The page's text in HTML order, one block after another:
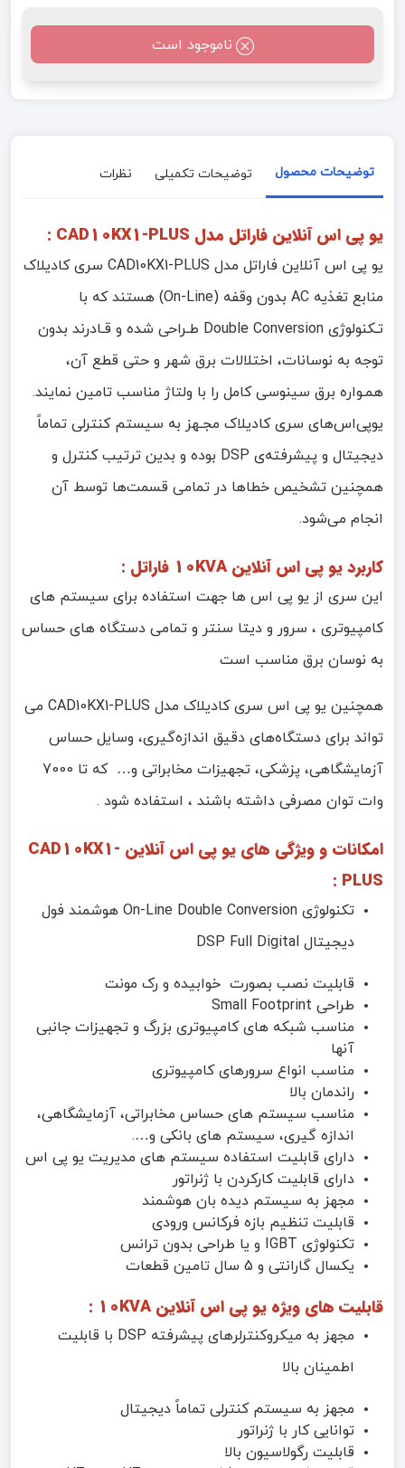
ناموجود است
توضیحات محصول توضیحات تکمیلی نظرات
یو پی اس آنلاین فاراتل مدل CAD10KX1-PLUS :
یو پی اس آنلاین فاراتل مدل CAD10KX1-PLUS سری کادیلاک
منابع تغذیه AC بدون وقفه (On-Line) هستند که با
تـکنولوژی Double Conversion طـراحی شده و قـادرند بدون
توجه به نوسانات، اختلالات برق شهر و حتی قطع آن،
همـواره برق سینوسی کامل را با ولتاژ مناسب تامین نمایند.
یوپیاس‌های سری کادیلاک مجـهز به سیستم کنترلی تماماً
دیجیتال و پیشرفته‌ی DSP بوده و بدین ترتیب کنترل و
همچنین تشخیص خطاها در تمامی قسمتها توسط آن
انجام میشود.
کاربرد یو پی اس آنلاین 10KVA فاراتل :
این سری از یو پی اس ها جهت استفاده برای سیستم های
کامپیوتری ، سرور و دیتا سنتر و تمامی دستگاه های حساس
به نوسان برق مناسب است
همچنین یو پی اس سری کادیلاک مدل CAD10KX1-PLUS می
تواند برای دستگاه‌های دقیق اندازه‌گیری، وسایل حساس
آزمایشگاهی، پزشکی، تجهیزات مخابراتی و… که تا 7000
وات توان مصرفی داشته باشند ، استفاده شود .
امکانات و ویژگی های یو پی اس آنلاین CAD10KX1-
PLUS :
تکنولوژی On-Line Double Conversion هوشمند فول
دیجیتال DSP Full Digital
قابلیت نصب بصورت خوابیده و رک مونت
طراحی Small Footprint
مناسب شبکه های کامپیوتری بزرگ و تجهیزات جانبی
آنها
مناسب انواع سرورهای کامپیوتری
راندمان بالا
مناسب سیستم های حساس مخابراتی، آزمایشگاهی،
اندازه گیری، سیستم های بانکی و….
دارای قابلیت استفاده سیستم های مدیریت یو پی اس
دارای قابلیت کارکردن با ژنراتور
مجهز به سیستم دیده بان هوشمند
قابلیت تنظیم بازه فرکانس ورودی
تکنولوژی IGBT و یا طراحی بدون ترانس
یکسال گارانتی و 5 سال تامین قطعات
قابلیت های ویژه یو پی اس آنلاین 10KVA :
مجهز به میکروکنترلرهای پیشرفته DSP با قابلیت
اطمینان بالا
مجهز به سیستم کنترلی تماماً دیجیتال
توانایی کار با ژنراتور
قابلیت رگولاسیون بالا